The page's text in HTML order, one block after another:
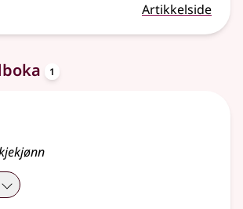
Artikkelside
1